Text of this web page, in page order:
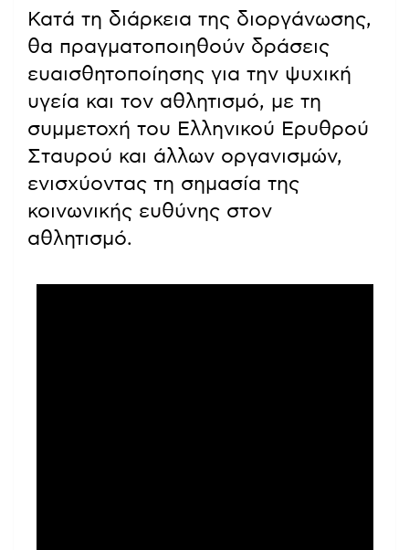
Κατά τη διάρκεια της διοργάνωσης,
θα πραγματοποιηθούν δράσεις
ευαισθητοποίησης για την ψυχική
υγεία και τον αθλητισμό, με τη
συμμετοχή του Ελληνικού Ερυθρού
Σταυρού και άλλων οργανισμών,
ενισχύοντας τη σημασία της
κοινωνικής ευθύνης στον
αθλητισμό.